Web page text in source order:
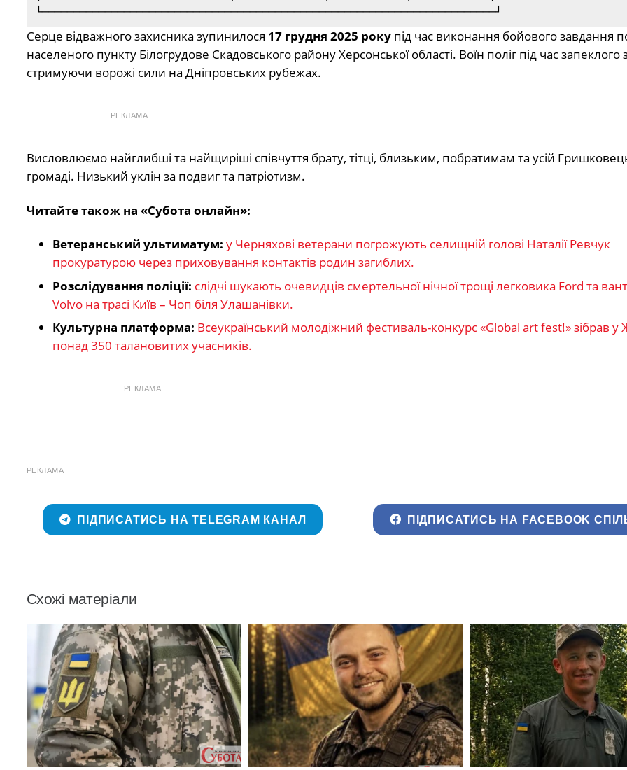
Серце відважного захисника зупинилося 17 грудня 2025 рокупід час виконання бойового завдання
населеного пункту Білогрудове Скадовського району Херсонської області. Воїн поліг під час запеклого
стримуючи ворожі сили на Дніпровських рубежах.
РЕКЛАМА
Висловлюємо найглибші та найщиріші співчуття брату, тітці, близьким, побратимам та усій
громаді. Низький уклін за подвиг та патріотизм.
Читайте також на «Субота онлайн»:
Ветеранський ультиматум: у Черняхові ветерани погрожують селищній голові Наталії Ревчук
прокуратурою через приховування контактів родин загиблих.
Розслідування поліції: слідчі шукають очевидців смертельної нічної трощі легковика Ford та
Volvo на трасі Київ – Чоп біля Улашанівки.
Культурна платформа: Всеукраїнський молодіжний фестиваль-конкурс «Global art fest!» зібрав у
понад 350 талановитих учасників.
РЕКЛАМА
РЕКЛАМА
ПІДПИСАТИСЬ НА TELEGRAM КАНАЛ ПІДПИСАТИСЬ НА FACEBOOK
Схожі матеріали